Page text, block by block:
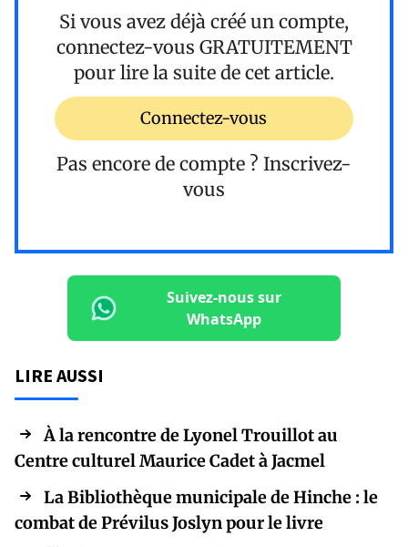
Si vous avez déjà créé un compte,
connectez-vous GRATUITEMENT
pour lire la suite de cet article.
Connectez-vous
Pas encore de compte ? Inscrivez-
vous
Suivez-nous sur
WhatsApp
LIRE AUSSI
À la rencontre de Lyonel Trouillot au
Centre culturel Maurice Cadet à Jacmel
La Bibliothèque municipale de Hinche : le
combat de Prévilus Joslyn pour le livre